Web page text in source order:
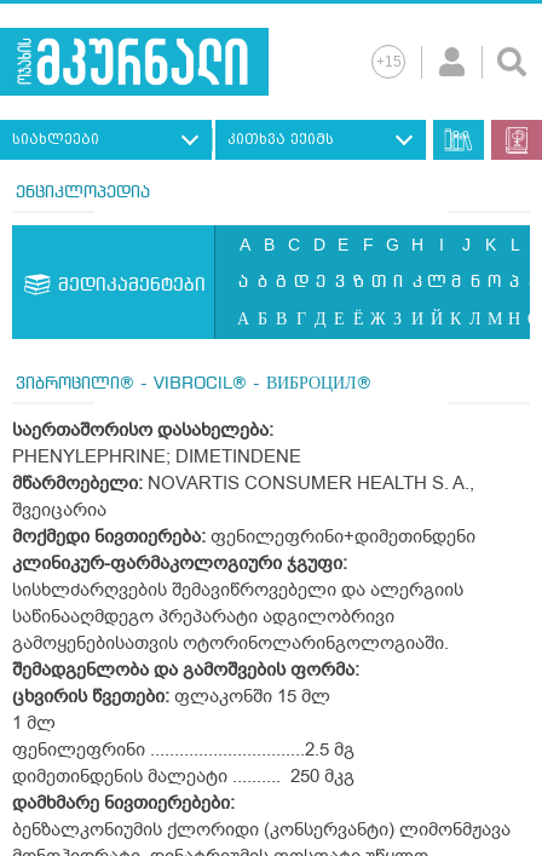
სიახლეები კითხვა ექიმს
ენციკლოპედია
მედიკამენტები
A B C D E F G H I J K L
ა ბ გ დ ე ვ ზ თ ი კ ლ მ ნ ო პ ჟ
А Б В Г Д Е Ё Ж З И Й К Л М Н О
ვიბროცილი® - VIBROCIL® - ВИБРОЦИЛ®
საერთაშორისოდასახელება:
PHENYLEPHRINE; DIMETINDENE
მწარმოებელი: NOVARTIS CONSUMER HEALTH S. A.,
შვეიცარია
მოქმედი ნივთიერება: ფენილეფრინი+დიმეთინდენი
კლინიკურ-ფარმაკოლოგიური ჯგუფი:
სისხლძარღვების შემავიწროვებელი და ალერგიის
საწინააღმდეგო პრეპარატი ადგილობრივი
გამოყენებისათვის ოტორინოლარინგოლოგიაში.
შემადგენლობა და გამოშვებისფორმა:
ცხვირის წვეთები: ფლაკონში 15 მლ
1 მლ
ფენილეფრინი ................................2.5 მგ
დიმეთინდენის მალეატი .......... 250 მკგ
დამხმარე ნივთიერებები:
ბენზალკონიუმის ქლორიდი (კონსერვანტი) ლიმონმჟავა